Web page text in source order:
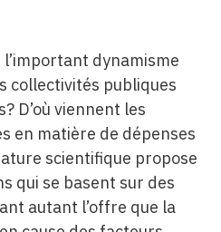
l’important dynamisme
collectivités publiques
D’où viennent les
en matière de dépenses
scientifique propose
qui se basent sur des
autant l’offre que la